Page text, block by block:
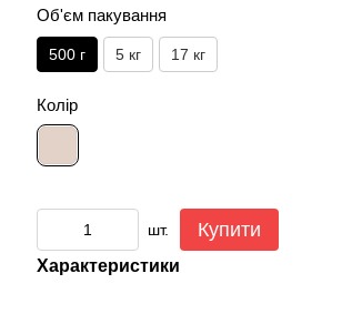
Об'єм пакування
500 г 5 кг 17 кг
Колір
шт. Купити
Характеристики